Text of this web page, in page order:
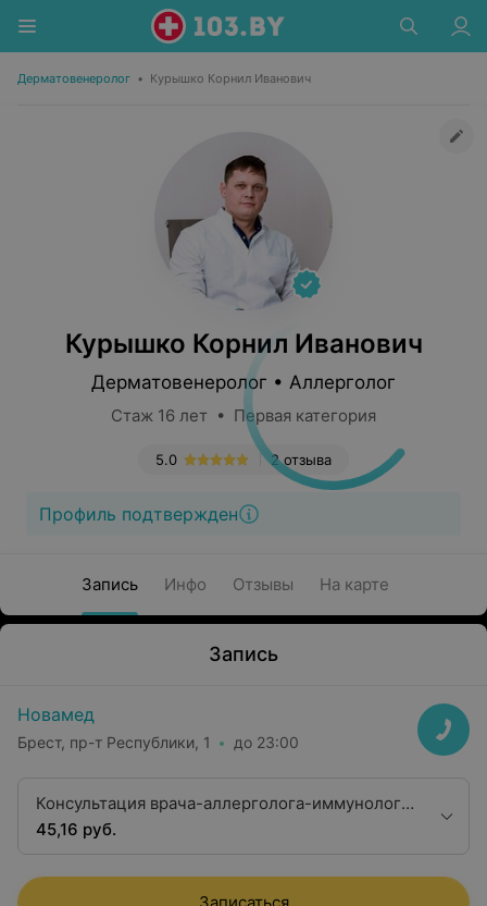
Дерматовенеролог • Курышко Корнил Иванович
Курышко Корнил Иванович
Дерматовенеролог • Аллерголог
Стаж 16 лет • Первая категория
2 отзыва
5.0
Профиль подтвержден
Запись Инфо Отзывы На карте
Запись
Новамед
Брест, пр-т Республики, 1 до 23:00
Консультация врача-аллерголога-иммунолога
первой квалификационной категории
45,16 руб.